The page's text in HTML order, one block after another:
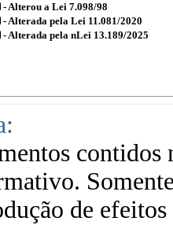
- Alterou a Lei 7.098/98
- Alterada pela Lei 11.081/2020
- Alterada pela nLei 13.189/2025
contidos
de